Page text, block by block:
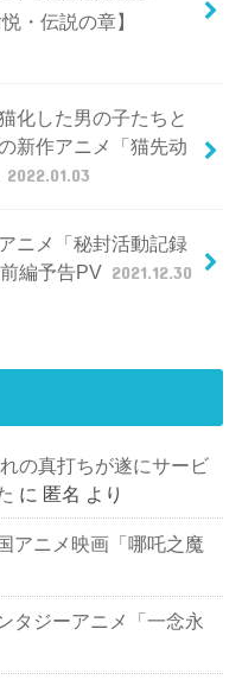
・伝説の章】
化した男の子たちと
新作アニメ「猫先动
2022.01.03
ニメ「秘封活動記録
編予告PV 2021.12.30
の真打ちが遂にサービ
に 匿名 より
アニメ映画「哪吒之魔
タジーアニメ「一念永